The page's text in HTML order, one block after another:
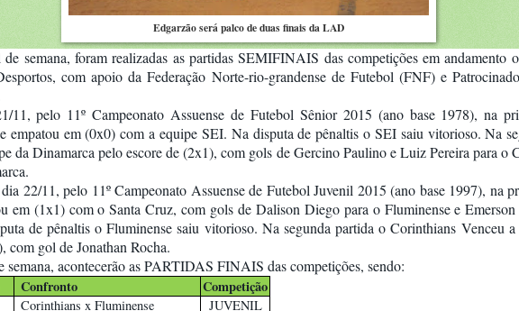
Edgarzão será palco de duas finais da LAD
semana, foram realizadas as partidas SEMIFINAIS das competições em andamento
com apoio da Federação Norte-rio-grandense de Futebol (FNF) e
11, pelo 11º Campeonato Assuense de Futebol Sênior 2015 (ano base 1978), na
empatou em (0x0) com a equipe SEI. Na disputa de pênaltis o SEI saiu vitorioso. Na
da Dinamarca pelo escore de (2x1), com gols de Gercino Paulino e Luiz Pereira para o
22/11, pelo 11º Campeonato Assuense de Futebol Juvenil 2015 (ano base 1997), na
em (1x1) com o Santa Cruz, com gols de Dalison Diego para o Fluminense e
de pênaltis o Fluminense saiu vitorioso. Na segunda partida o Corinthians Venceu a
com gol de Jonathan Rocha.
acontecerão as PARTIDAS FINAIS das competições, sendo:
Confronto Competição
Corinthians x Fluminense
JUVENIL